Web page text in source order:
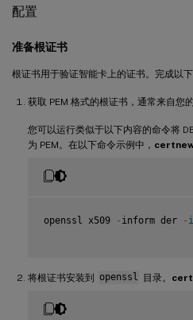
配置
准备根证书
根证书用于验证智能卡上的证书。完成以
获取 PEM 格式的根证书，通常来自您的
您可以运行类似于以下内容的命令将
为 PEM。在以下命令示例中，
openssl x509 - inform der -
将根证书安装到 openssl 目录。